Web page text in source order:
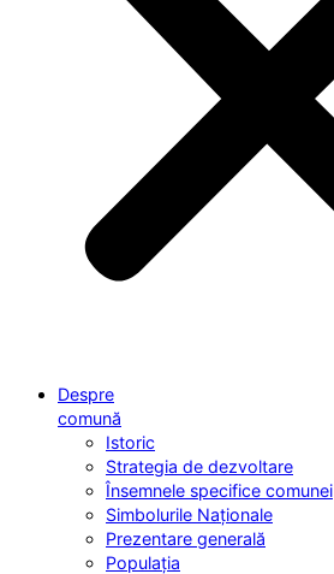
Despre
comună
Istoric
Strategia de dezvoltare
Însemnele specifice comunei
Simbolurile Naționale
Prezentare generală
Populația